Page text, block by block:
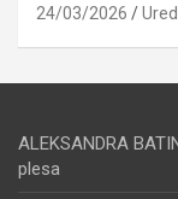
24/03/2026
ALEKSANDRA
plesa